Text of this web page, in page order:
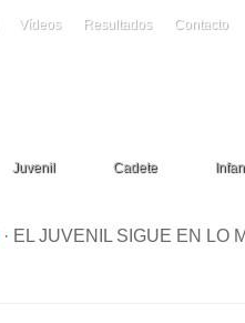
Vídeos Resultados Contacto
Juvenil Cadete
· EL JUVENIL SIGUE EN LO